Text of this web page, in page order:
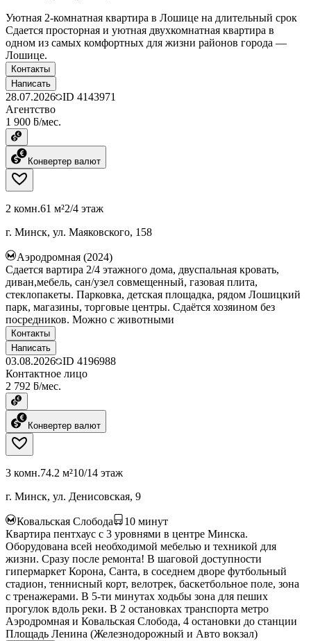
Уютная 2-комнатная квартира в Лошице на длительный срок
Сдается просторная и уютная двухкомнатная квартира в
одном из самых комфортных для жизни районов города —
Лошице.
Контакты
Написать
28.07.2026 ID 4143971
Агентство
1 900 ƃ/мес.
Конвертер валют
2 комн.61 м²2/4 этаж
г. Минск, ул. Маяковского, 158
Аэродромная (2024)
Сдается вартира 2/4 этажного дома, двуспальная кровать,
диван,мебель, сан/узел совмещенный, газовая плита,
стеклопакеты. Парковка, детская площадка, рядом Лошицкий
парк, магазины, торговые центры. Сдаётся хозяином без
посредников. Можно с животными
Контакты
Написать
03.08.2026 ID 4196988
Контактное лицо
2 792 ƃ/мес.
Конвертер валют
3 комн.74.2 м²10/14 этаж
г. Минск, ул. Денисовская, 9
Ковальская Слобода 10 минут
Квартира пентхаус с 3 уровнями в центре Минска.
Оборудована всей необходимой мебелью и техникой для
жизни. Сразу после ремонта! В шаговой доступности
гипермаркет Корона, Санта, в соседнем дворе футбольный
стадион, теннисный корт, велотрек, баскетбольное поле, зона
с тренажерами. В 5-ти минутах ходьбы зона для пеших
прогулок вдоль реки. В 2 остановках транспорта метро
Аэродромная и Ковальская Слобода, 4 остановки до станции
Площадь Ленина (Железнодорожный и Авто вокзал)